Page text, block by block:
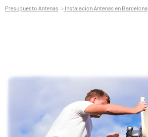
Presupuesto Antenas Instalacion Antenas en Barcelona